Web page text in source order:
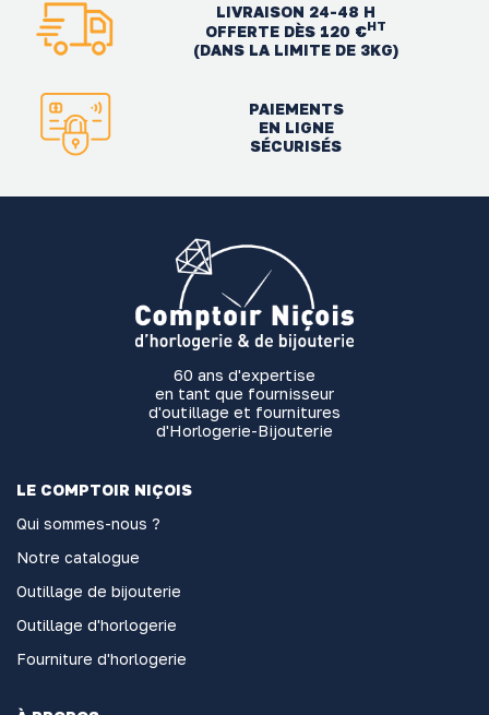
LIVRAISON 24-48 H
OFFERTE DÈS 120 €HT
(DANS LA LIMITE DE 3KG)
PAIEMENTS
EN LIGNE
SÉCURISÉS
60 ans d'expertise
en tant que fournisseur
d'outillage et fournitures
d'Horlogerie-Bijouterie
LE COMPTOIR NIÇOIS
Qui sommes-nous ?
Notre catalogue
Outillage de bijouterie
Outillage d'horlogerie
Fourniture d'horlogerie